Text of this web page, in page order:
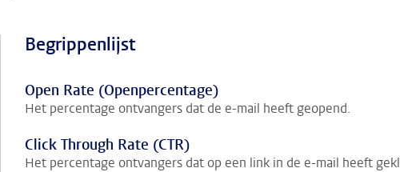
Begrippenlijst
Open Rate (Openpercentage)
Het percentage ontvangers dat de e-mail heeft geopend.
Click Through Rate (CTR)
Het percentage ontvangers dat op een link in de e-mail heeft